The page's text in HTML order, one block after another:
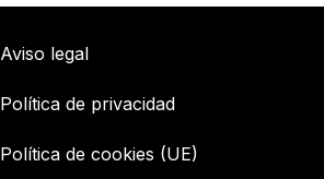
Aviso legal
Política de privacidad
Política de cookies (UE)